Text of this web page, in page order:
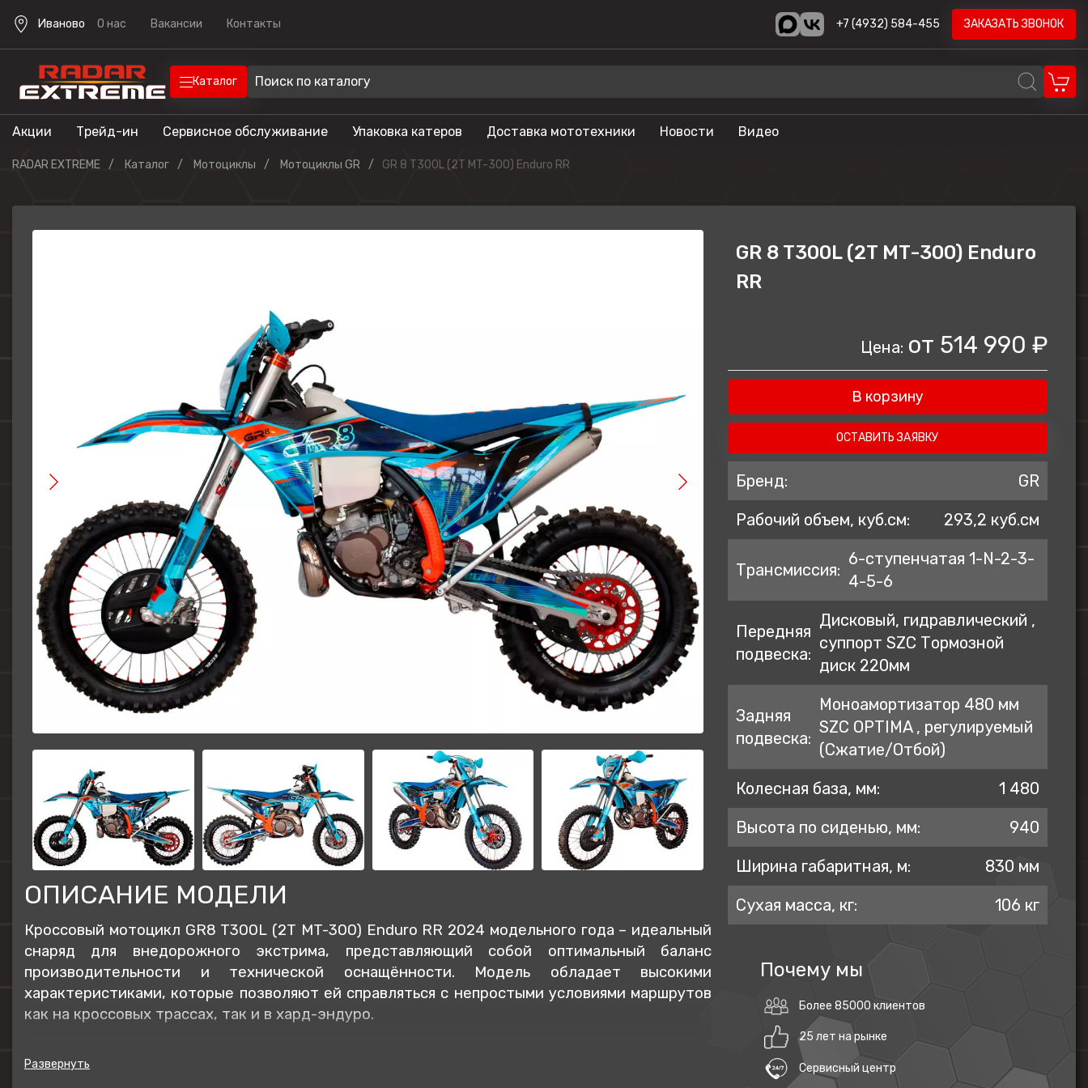
Иваново О нас Вакансии Контакты +7 (4932) 584-455 ЗАКАЗАТЬ ЗВОНОК
Каталог
Техника для отдыха
Экипировка
Техника для отдыха
Квадроциклы
Гидроциклы
Кроссовые
мотоциклы
Phoenix
Volzhanka
STELS
Русская механика
ZONTES
ATAKI
GR
LIFAN
PROGASI
BIZON
Gladiator
Regulmoto
Акции Трейд-ин Сервисное обслуживание Упаковка катеров Доставка мототехники Новости Видео
RADAR EXTREME Каталог Мотоциклы Мотоциклы GR GR 8 T300L (2T MT-300) Enduro RR
ОПИСАНИЕ МОДЕЛИ
Кроссовый мотоцикл GR8 T300L (2T MT-300) Enduro RR 2024 модельного года – идеальный
снаряд для внедорожного экстрима, представляющий собой оптимальный баланс
производительности и технической оснащённости. Модель обладает высокими
характеристиками, которые позволяют ей справляться с непростыми условиями маршрутов
как на кроссовых трассах, так и в хард-эндуро.
Обновлённая модификация 2024 года вобрала в себя весь опыт инженеров компании
GR 8 T300L (2T MT-300) Enduro
RR
Цена: от 514 990 ₽
В корзину
ОСТАВИТЬ ЗАЯВКУ
Бренд:
GR
Рабочий объем, куб.см:
293,2 куб.см
Трансмиссия:
6-ступенчатая 1-N-2-3-
4-5-6
Передняя
подвеска:
Дисковый, гидравлический ,
суппорт SZC Тормозной
диск 220мм
Задняя
подвеска:
Моноамортизатор 480 мм
SZC OPTIMA , регулируемый
(Сжатие/Отбой)
Колесная база, мм:
1 480
Высота по сиденью, мм:
940
Ширина габаритная, м:
830 мм
Сухая масса, кг:
106 кг
Почему мы
Более 85000 клиентов
25 лет на рынке
Сервисный центр